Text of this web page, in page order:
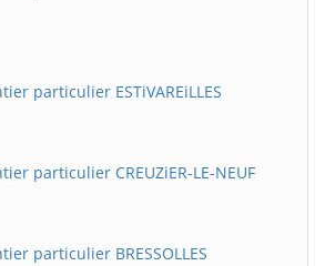
particulier ESTiVAREiLLES
particulier CREUZiER-LE-NEUF
particulier BRESSOLLES